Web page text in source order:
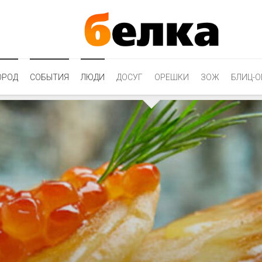
СОБЫТИЯ ЛЮДИ ДОСУГ ОРЕШКИ ЗОЖ БЛИЦ-